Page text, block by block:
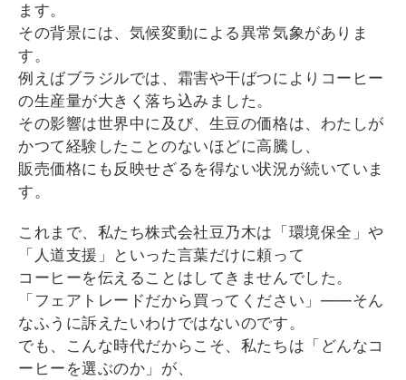
ます。
その背景には、気候変動による異常気象がありま
す。
例えばブラジルでは、霜害や干ばつによりコーヒー
の生産量が大きく落ち込みました。
その影響は世界中に及び、生豆の価格は、わたしが
かつて経験したことのないほどに高騰し、
販売価格にも反映せざるを得ない状況が続いていま
す。
これまで、私たち株式会社豆乃木は「環境保全」や
「人道支援」といった言葉だけに頼って
コーヒーを伝えることはしてきませんでした。
「フェアトレードだから買ってください」――そん
なふうに訴えたいわけではないのです。
でも、こんな時代だからこそ、私たちは「どんなコ
ーヒーを選ぶのか」が、